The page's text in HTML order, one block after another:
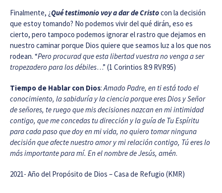
Finalmente, ¿Qué testimonio voy a dar de Cristocon la decisión
que estoy tomando? No podemos vivir del qué dirán, eso es
cierto, pero tampoco podemos ignorar el rastro que dejamos en
nuestro caminar porque Dios quiere que seamos luz a los que nos
rodean. “Pero procurad que esta libertad vuestra no venga a ser
tropezadero para los débiles…” (1 Corintios 8:9 RVR95)
Tiempo de Hablar con Dios: Amado Padre, en ti está todo el
conocimiento, la sabiduría y la ciencia porque eres Dios y Señor
de señores, te ruego que mis decisiones nazcan en mi intimidad
contigo, que me concedas tu dirección y la guía de Tu Espíritu
para cada paso que doy en mi vida, no quiero tomar ninguna
decisión que afecte nuestro amor y mi relación contigo, Tú eres lo
más importante para mí. En el nombre de Jesús, amén.
2021- Año del Propósito de Dios – Casa de Refugio (KMR)